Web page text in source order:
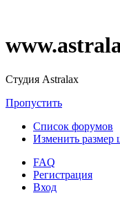
Студия Astralax
Пропустить
Список форумов
Изменить размер
FAQ
Регистрация
Вход